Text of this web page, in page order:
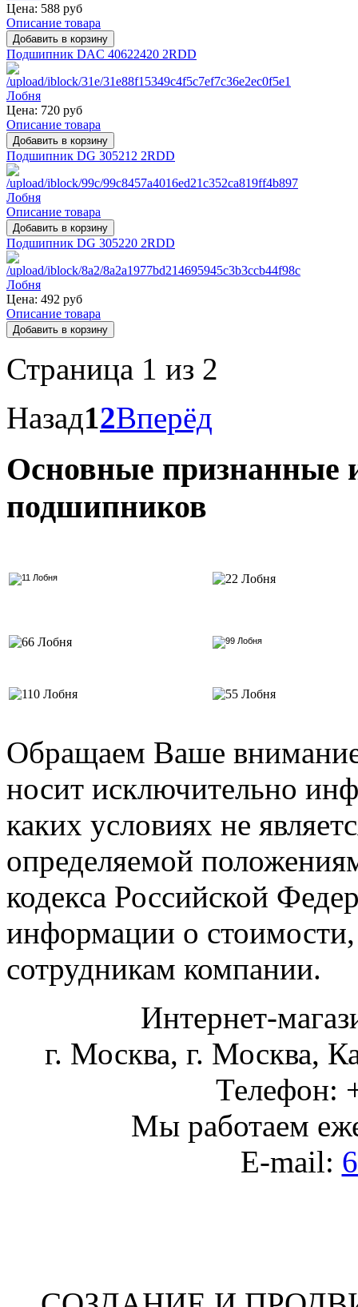
Цена: 588 руб
Описание товара
Подшипник DAC 40622420 2RDD
Цена: 720 руб
Описание товара
Подшипник DG 305212 2RDD
Описание товара
Подшипник DG 305220 2RDD
Цена: 492 руб
Описание товара
Страница 1 из 2
Назад12Вперёд
Основные признанные
подшипников
Обращаем Ваше
носит исключительно
каких условиях не
определяемой
кодекса Российской
информации о
сотрудникам компании.
Интернет-
г. Москва, г. Москва,
Телефон:
Мы работаем
E-mail: